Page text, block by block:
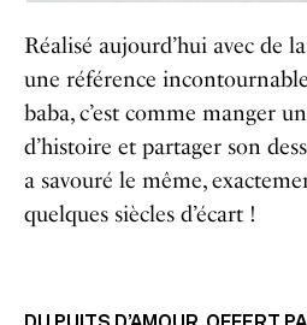
Réalisé aujourd’hui avec de
une référence
baba, c’est comme manger
d’histoire et partager son
a savouré le même,
quelques siècles d’écart !